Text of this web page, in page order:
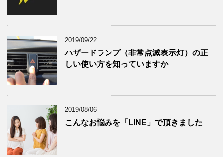
2019/09/22
ハザードランプ（非常点滅表示灯）の正
しい使い方を知っていますか
2019/08/06
こんなお悩みを「LINE」で頂きました